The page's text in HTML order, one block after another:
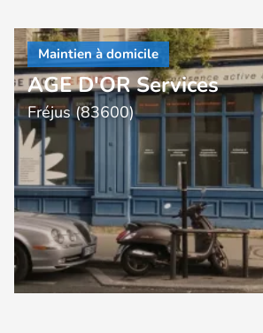
AGE D'OR Services
Fréjus (83600)